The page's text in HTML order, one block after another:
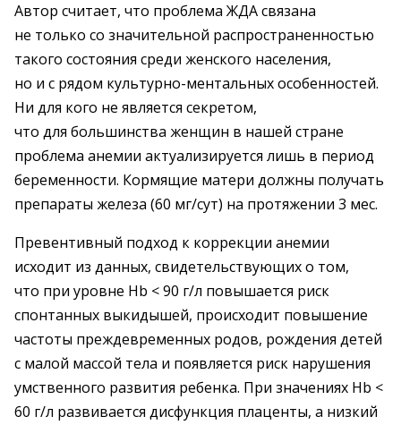
Автор считает, что проблема ЖДА связана
не только со значительной распространенностью
такого состояния среди женского населения,
но и с рядом культурно-ментальных особенностей.
Ни для кого не является секретом,
что для большинства женщин в нашей стране
проблема анемии актуализируется лишь в период
беременности. Кормящие матери должны получать
препараты железа (60 мг/сут) на протяжении 3 мес.
Превентивный подход к коррекции анемии
исходит из данных, свидетельствующих о том,
что при уровне Hb < 90 г/л повышается риск
спонтанных выкидышей, происходит повышение
частоты преждевременных родов, рождения детей
с малой массой тела и появляется риск нарушения
умственного развития ребенка. При значениях Hb <
60 г/л развивается дисфункция плаценты, а низкий